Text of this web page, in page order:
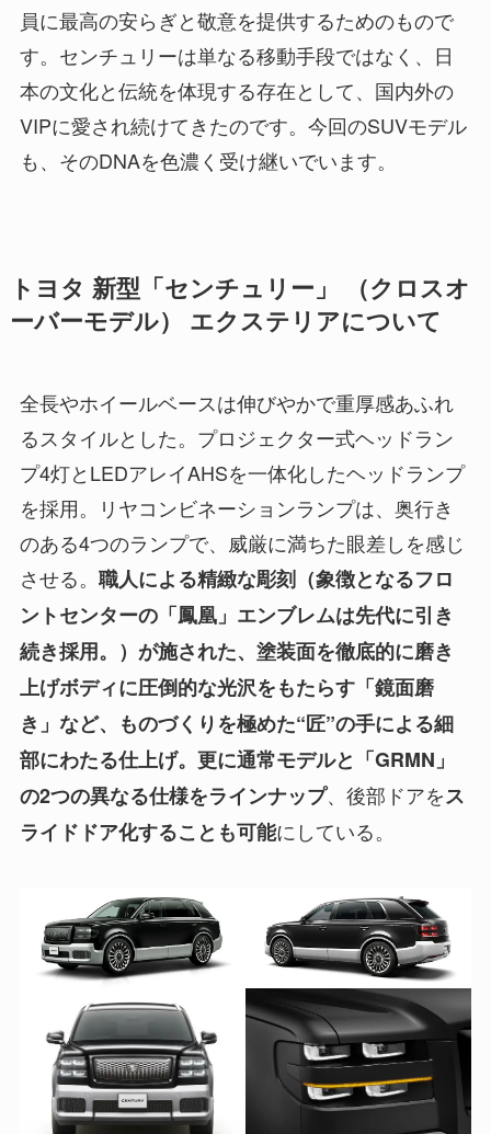
員に最高の安らぎと敬意を提供するためのもので
す。センチュリーは単なる移動手段ではなく、日
本の文化と伝統を体現する存在として、国内外の
VIPに愛され続けてきたのです。今回のSUVモデル
も、そのDNAを色濃く受け継いでいます。
トヨタ 新型「センチュリー」 （クロスオ
ーバーモデル） エクステリアについて
全長やホイールベースは伸びやかで重厚感あふれ
るスタイルとした。プロジェクター式ヘッドラン
プ4灯とLEDアレイAHSを一体化したヘッドランプ
を採用。リヤコンビネーションランプは、奥行き
のある4つのランプで、威厳に満ちた眼差しを感じ
させる。 職人による精緻な彫刻（象徴となるフロ
ントセンターの「鳳凰」エンブレムは先代に引き
続き採用。）が施された、塗装面を徹底的に磨き
上げボディに圧倒的な光沢をもたらす「鏡面磨
き」など、ものづくりを極めた“匠”の手による細
部にわたる仕上げ。更に通常モデルと「GRMN」
の2つの異なる仕様をラインナップ、後部ドアをス
ライドドア化することも可能にしている。